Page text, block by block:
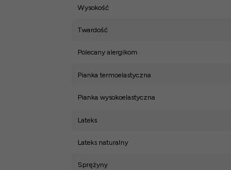
Wysokość
Twardość
Polecany alergikom
Pianka termoelastyczna
Pianka wysokoelastyczna
Lateks
Lateks naturalny
Sprężyny